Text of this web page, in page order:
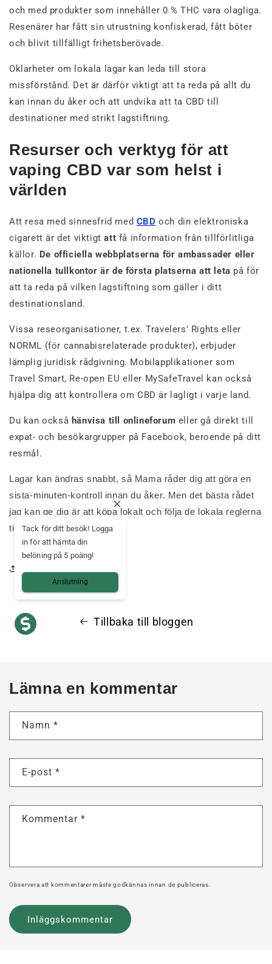
och med produkter som innehåller 0 % THC vara olagliga.
Resenärer har fått sin utrustning konfiskerad, fått böter
och blivit tillfälligt frihetsberövade.
Oklarheter om lokala lagar kan leda till stora
missförstånd. Det är därför viktigt att ta reda på allt du
kan innan du åker och att undvika att ta CBD till
destinationer med strikt lagstiftning.
Resurser och verktyg för att
vaping CBD var som helst i
världen
Att resa med sinnesfrid med CBD och din elektroniska
cigarett är det viktigt att få information från tillförlitliga
källor. De officiella webbplatserna för ambassader eller
nationella tullkontor är de första platserna att leta på för
att ta reda på vilken lagstiftning som gäller i ditt
destinationsland.
Vissa reseorganisationer, t.ex. Travelers' Rights eller
NORML (för cannabisrelaterade produkter), erbjuder
lämplig juridisk rådgivning. Mobilapplikationer som
Travel Smart, Re-open EU eller MySafeTravel kan också
hjälpa dig att kontrollera om CBD är lagligt i varje land.
Du kan också hänvisa till onlineforum eller gå direkt till
expat- och besökargrupper på Facebook, beroende på ditt
resmål.
Lagar kan ändras snabbt, så Mama råder dig att göra en
sista-minuten-kontroll innan du åker. Men det bästa rådet
jag kan ge dig är att köpa lokalt och följa de lokala reglerna
till punkt och pricka.
Tillbaka till bloggen
Lämna en kommentar
Namn *
E-post *
Kommentar *
Observera att kommentarer måste godkännas innan de publiceras.
Tack för ditt besök! Logga
in för att hämta din
belöning på 5 poäng!
Anslutning